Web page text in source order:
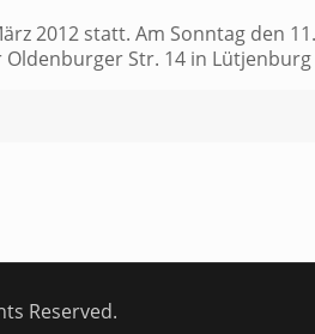
2012 statt. Am Sonntag den
Str. 14 in
Reserved.